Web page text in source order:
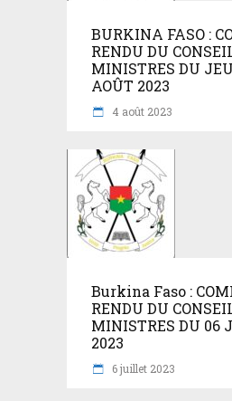
BURKINA FASO :
RENDU DU
MINISTRES DU
AOÛT 2023
4 août 2023
Burkina Faso :
RENDU DU
MINISTRES DU 06
2023
6 juillet 2023